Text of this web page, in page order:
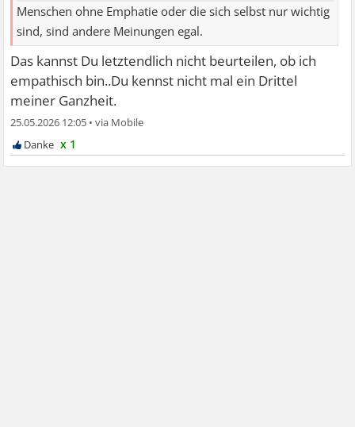
Menschen ohne Emphatie oder die sich selbst nur wichtig
sind, sind andere Meinungen egal.
Das kannst Du letztendlich nicht beurteilen, ob ich
empathisch bin..Du kennst nicht mal ein Drittel
meiner Ganzheit.
25.05.2026 12:05 •
x 1